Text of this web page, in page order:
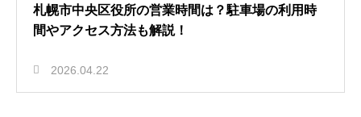
札幌市中央区役所の営業時間は？駐車場の利用時
間やアクセス方法も解説！
2026.04.22